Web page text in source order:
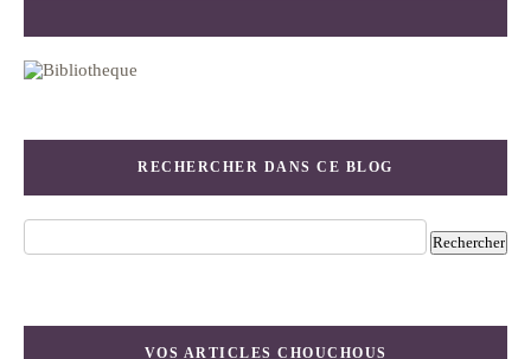
RECHERCHER DANS CE BLOG
VOS ARTICLES CHOUCHOUS